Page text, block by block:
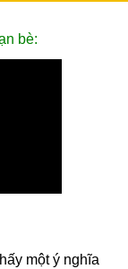
bè:
một ý nghĩa